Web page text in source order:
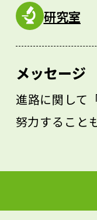
研究室
メッセージ
進路に関して
努力すること
えてもよいか
メージしてい
を科学的に研